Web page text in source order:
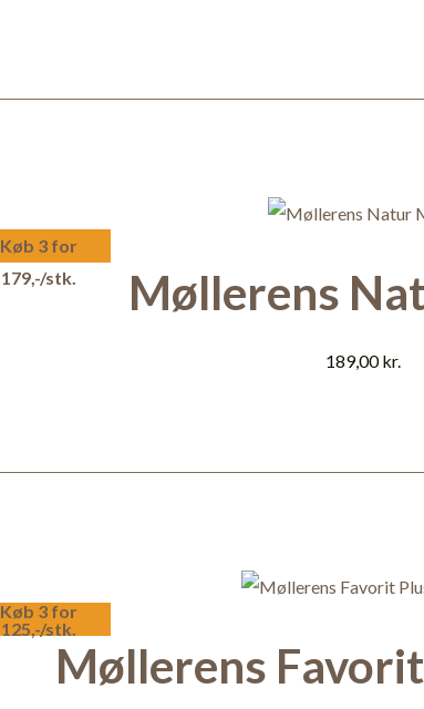
Køb 3 for
179,-/stk.
Møllerens
189,00kr.
Køb 3 for
125,-/stk.
Møllerens